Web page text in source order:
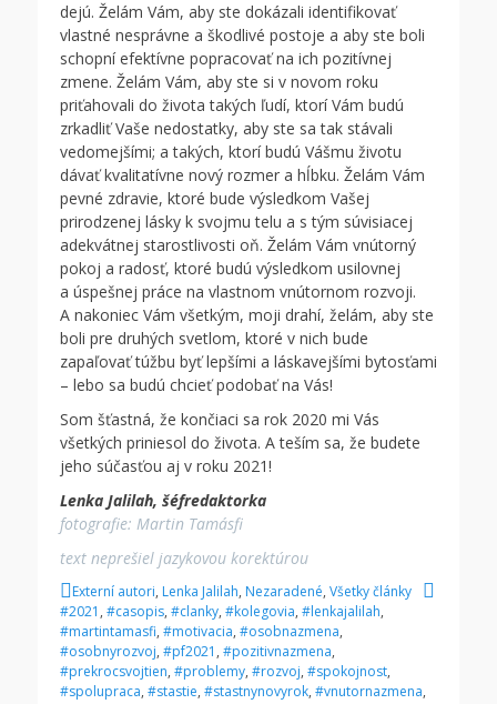
dejú. Želám Vám, aby ste dokázali identifikovať
vlastné nesprávne a škodlivé postoje a aby ste boli
schopní efektívne popracovať na ich pozitívnej
zmene. Želám Vám, aby ste si v novom roku
priťahovali do života takých ľudí, ktorí Vám budú
zrkadliť Vaše nedostatky, aby ste sa tak stávali
vedomejšími; a takých, ktorí budú Vášmu životu
dávať kvalitatívne nový rozmer a hĺbku. Želám Vám
pevné zdravie, ktoré bude výsledkom Vašej
prirodzenej lásky k svojmu telu a s tým súvisiacej
adekvátnej starostlivosti oň. Želám Vám vnútorný
pokoj a radosť, ktoré budú výsledkom usilovnej
a úspešnej práce na vlastnom vnútornom rozvoji.
A nakoniec Vám všetkým, moji drahí, želám, aby ste
boli pre druhých svetlom, ktoré v nich bude
zapaľovať túžbu byť lepšími a láskavejšími bytosťami
– lebo sa budú chcieť podobať na Vás!
Som šťastná, že končiaci sa rok 2020 mi Vás
všetkých priniesol do života. A teším sa, že budete
jeho súčasťou aj v roku 2021!
Lenka Jalilah, šéfredaktorka
fotografie: Martin Tamásfi
text neprešiel jazykovou korektúrou
C
a
t
e
g
o
Externí autori, Lenka Jalilah, Nezaradené, Všetky články
T
#2021 , #casopis, #clanky, #kolegovia, #lenkajalilah,
#martintamasfi, #motivacia, #osobnazmena,
#osobnyrozvoj, #pf2021 , #pozitivnazmena,
#prekrocsvojtien, #problemy, #rozvoj, #spokojnost,
#spolupraca, #stastie, #stastnynovyrok, #vnutornazmena,